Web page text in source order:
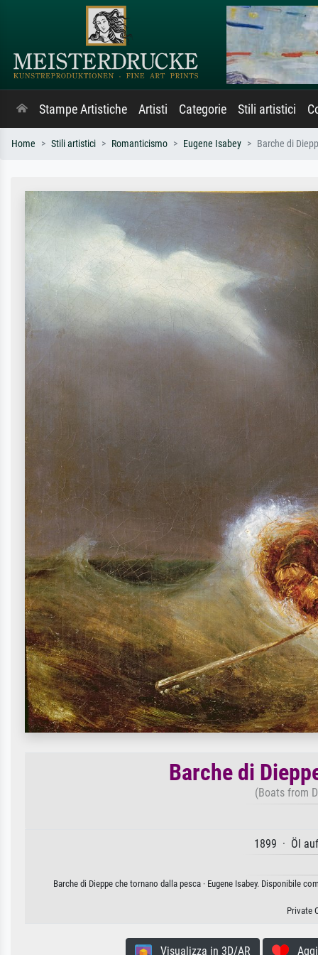
Stampe Artistiche Artisti Categorie Stili artistici
Home Stili artistici Romanticismo Eugene Isabey Barche di
Barche di
(Boats from
1899 · Öl
Barche di Dieppe che tornano dalla pesca · Eugene Isabey. Disponibile
Private
Visualizza in 3D/AR